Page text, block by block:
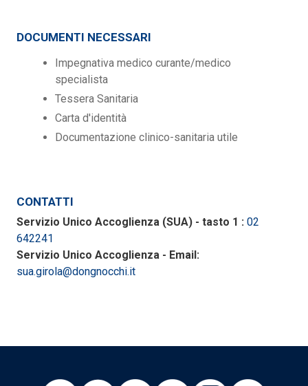
DOCUMENTI NECESSARI
Impegnativa medico curante/medico
specialista
Tessera Sanitaria
Carta d'identità
Documentazione clinico-sanitaria utile
CONTATTI
Servizio Unico Accoglienza (SUA) - tasto 1 : 02
642241
Servizio Unico Accoglienza - Email:
sua.girola@dongnocchi.it